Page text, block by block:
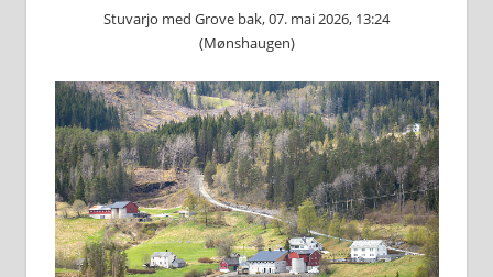
Stuvarjo med Grove bak, 07. mai 2026, 13:24
(Mønshaugen)